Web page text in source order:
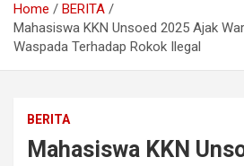
Home
BERITA
Mahasiswa KKN Unsoed 2025 Ajak
Waspada Terhadap Rokok Ilegal
BERITA
Mahasiswa KKN